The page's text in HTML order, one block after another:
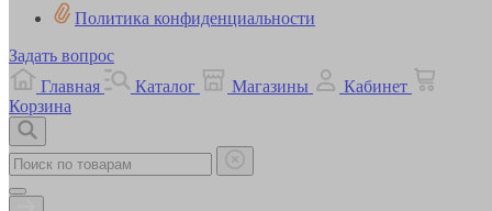
Политика конфиденциальности
Задать вопрос
Главная
Каталог Магазины
Кабинет
Корзина